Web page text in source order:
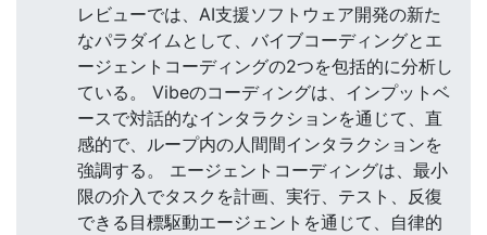
レビューでは、AI支援ソフトウェア開発の新た
なパラダイムとして、バイブコーディングとエ
ージェントコーディングの2つを包括的に分析し
ている。 Vibeのコーディングは、インプットベ
ースで対話的なインタラクションを通じて、直
感的で、ループ内の人間間インタラクションを
強調する。 エージェントコーディングは、最小
限の介入でタスクを計画、実行、テスト、反復
できる目標駆動エージェントを通じて、自律的